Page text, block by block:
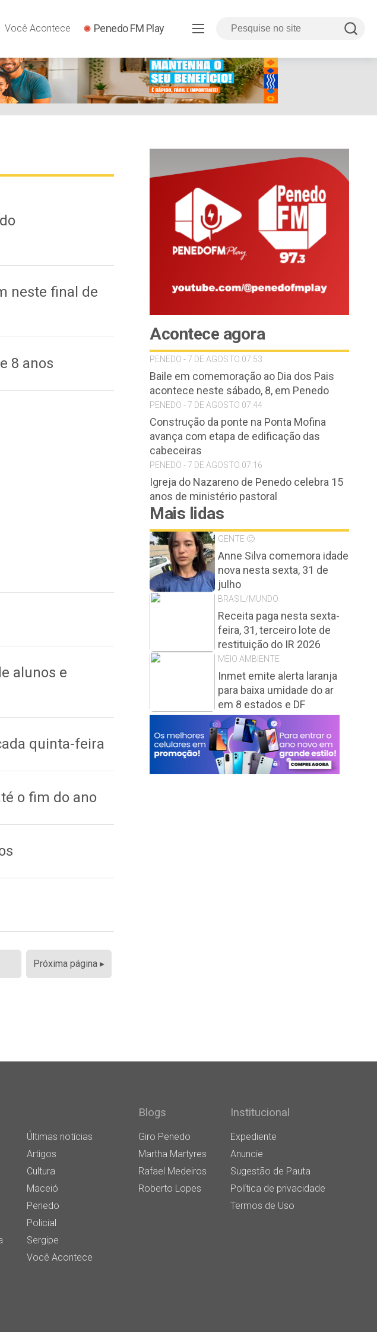
Você Acontece Penedo FM Play
neste final de
8 anos
alunos e
quinta-feira
o fim do ano
Próxima página ▸
Acontece agora
PENEDO - 7 DE AGOSTO 07:53
Baile em comemoração ao Dia dos Pais
acontece neste sábado, 8, em Penedo
PENEDO - 7 DE AGOSTO 07:44
Construção da ponte na Ponta Mofina
avança com etapa de edificação das
cabeceiras
PENEDO - 7 DE AGOSTO 07:16
Igreja do Nazareno de Penedo celebra 15
anos de ministério pastoral
Mais lidas
GENTE 🙂
Anne Silva comemora idade
nova nesta sexta, 31 de
julho
BRASIL/MUNDO
Receita paga nesta sexta-
feira, 31, terceiro lote de
restituição do IR 2026
MEIO AMBIENTE
Inmet emite alerta laranja
para baixa umidade do ar
em 8 estados e DF
Últimas notícias
Artigos
Cultura
Maceió
Penedo
Policial
Sergipe
Você Acontece
Blogs
Giro Penedo
Martha Martyres
Rafael Medeiros
Roberto Lopes
Institucional
Expediente
Anuncie
Sugestão de Pauta
Política de privacidade
Termos de Uso